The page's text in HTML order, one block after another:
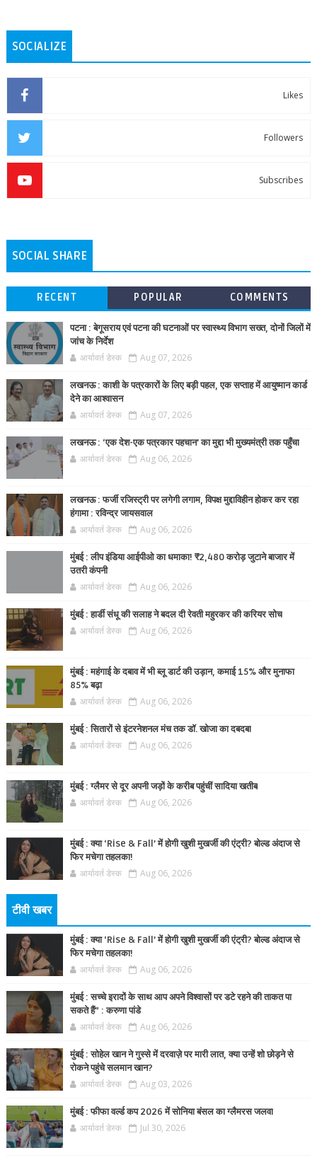
SOCIALIZE
Likes
Followers
Subscribes
SOCIAL SHARE
RECENT POPULAR COMMENTS
पटना : बेगूसराय एवं पटना की घटनाओं पर स्वास्थ्य विभाग सख्त, दोनों जिलों में
जांच के निर्देश
आर्यावर्त डेस्क Aug 07, 2026
लखनऊ : काशी के पत्रकारों के लिए बड़ी पहल, एक सप्ताह में आयुष्मान कार्ड
देने का आश्वासन
आर्यावर्त डेस्क Aug 07, 2026
लखनऊ : ‘एक देश-एक पत्रकार पहचान’ का मुद्दा भी मुख्यमंत्री तक पहुँचा
आर्यावर्त डेस्क Aug 06, 2026
लखनऊ : फर्जी रजिस्ट्री पर लगेगी लगाम, विपक्ष मुद्दाविहीन होकर कर रहा
हंगामा : रविन्द्र जायसवाल
आर्यावर्त डेस्क Aug 06, 2026
मुंबई : लीप इंडिया आईपीओ का धमाका! ₹2,480 करोड़ जुटाने बाजार में
उतरी कंपनी
आर्यावर्त डेस्क Aug 06, 2026
मुंबई : हार्डी संधू की सलाह ने बदल दी रेवती महुरकर की करियर सोच
आर्यावर्त डेस्क Aug 06, 2026
मुंबई : महंगाई के दबाव में भी ब्लू डार्ट की उड़ान, कमाई 15% और मुनाफा
85% बढ़ा
आर्यावर्त डेस्क Aug 06, 2026
मुंबई : सितारों से इंटरनेशनल मंच तक डॉ. खोजा का दबदबा
आर्यावर्त डेस्क Aug 06, 2026
मुंबई : ग्लैमर से दूर अपनी जड़ों के करीब पहुंचीं सादिया खतीब
आर्यावर्त डेस्क Aug 06, 2026
मुंबई : क्या ‘Rise & Fall’ में होगी खुशी मुखर्जी की एंट्री? बोल्ड अंदाज से
फिर मचेगा तहलका!
आर्यावर्त डेस्क Aug 06, 2026
टीवी खबर
मुंबई : क्या ‘Rise & Fall’ में होगी खुशी मुखर्जी की एंट्री? बोल्ड अंदाज से
फिर मचेगा तहलका!
आर्यावर्त डेस्क Aug 06, 2026
मुंबई : सच्चे इरादों के साथ आप अपने विश्वासों पर डटे रहने की ताकत पा
सकते हैं” : करुणा पांडे
आर्यावर्त डेस्क Aug 06, 2026
मुंबई : सोहेल खान ने गुस्से में दरवाज़े पर मारी लात, क्या उन्हें शो छोड़ने से
रोकने पहुंचे सलमान खान?
आर्यावर्त डेस्क Aug 03, 2026
मुंबई : फीफा वर्ल्ड कप 2026 में सोनिया बंसल का ग्लैमरस जलवा
आर्यावर्त डेस्क Jul 30, 2026